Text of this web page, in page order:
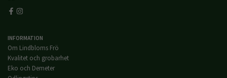
INFORMATION
Om Lindbloms Frö
Kvalitet och grobarhet
Eko och Demeter